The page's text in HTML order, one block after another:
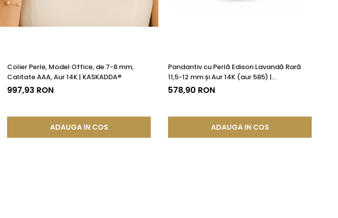
Colier Perle, Model Office, de 7-8 mm,
Calitate AAA, Aur 14K | KASKADDA®
997,93 RON
ADAUGA IN COS
Pandantiv cu Perlă Edison Lavandă Rară
11,5-12 mm și Aur 14K (aur 585) |
KASKADDA®
578,90 RON
ADAUGA IN COS